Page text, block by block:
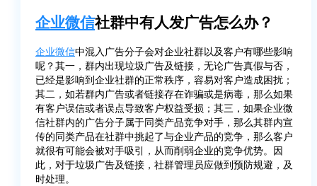
企业微信社群中有人发广告怎么办？
企业微信中混入广告分子会对企业社群以及客户有哪些影响
呢？其一，群内出现垃圾广告及链接，无论广告真假与否，
已经是影响到企业社群的正常秩序，容易对客户造成困扰；
其二，如若群内广告或者链接存在诈骗或是病毒，那么如果
有客户误信或者误点导致客户权益受损；其三，如果企业微
信社群内的广告分子属于同类产品竞争对手，那么其群内宣
传的同类产品在社群中挑起了与企业产品的竞争，那么客户
就很有可能会被对手吸引，从而削弱企业的竞争优势。因
此，对于垃圾广告及链接，社群管理员应做到预防规避，及
时处理。